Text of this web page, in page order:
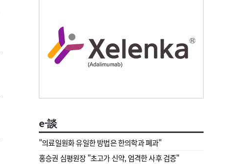
e-談
"의료일원화 유일한 방법은 한의학과 폐과"
홍승권 심평원장 " 초고가 신약, 엄격한 사후 검증"